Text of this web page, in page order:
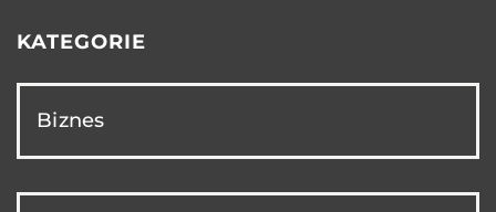
KATEGORIE
Biznes